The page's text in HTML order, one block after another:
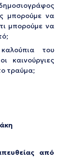
μπορούμε να
μπορούμε να
του
καινούργιες
τραύμα;
από